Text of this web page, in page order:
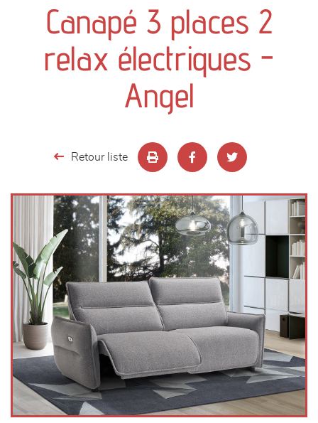
séjours
meubles de complément
chambres et dressing
Canapé 3 places 2
relax électriques -
Angel
Retour liste